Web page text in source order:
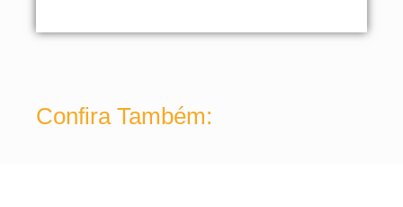
Confira Também: